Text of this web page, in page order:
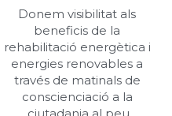
Donem visibilitat als
beneficis de la
rehabilitació energètica i
energies renovables a
través de matinals de
conscienciació a la